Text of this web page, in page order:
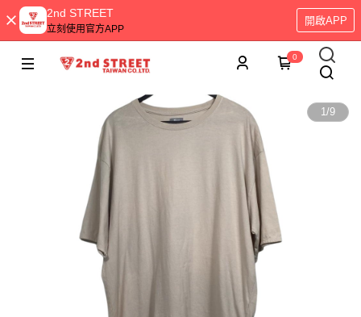
2nd STREET
立刻使用官方APP
開啟APP
0
1/9